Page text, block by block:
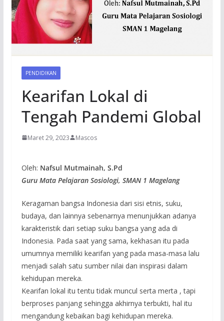
PENDIDIKAN
Kearifan Lokal di
Tengah Pandemi Global
Maret 29, 2023 Mascos
Oleh: Nafsul Mutmainah, S.Pd
Guru Mata Pelajaran Sosiologi, SMAN 1 Magelang
Keragaman bangsa Indonesia dari sisi etnis, suku,
budaya, dan lainnya sebenarnya menunjukkan adanya
karakteristik dari setiap suku bangsa yang ada di
Indonesia. Pada saat yang sama, kekhasan itu pada
umumnya memiliki kearifan yang pada masa-masa lalu
menjadi salah satu sumber nilai dan inspirasi dalam
kehidupan mereka.
Kearifan lokal itu tentu tidak muncul serta merta , tapi
berproses panjang sehingga akhirnya terbukti, hal itu
mengandung kebaikan bagi kehidupan mereka.